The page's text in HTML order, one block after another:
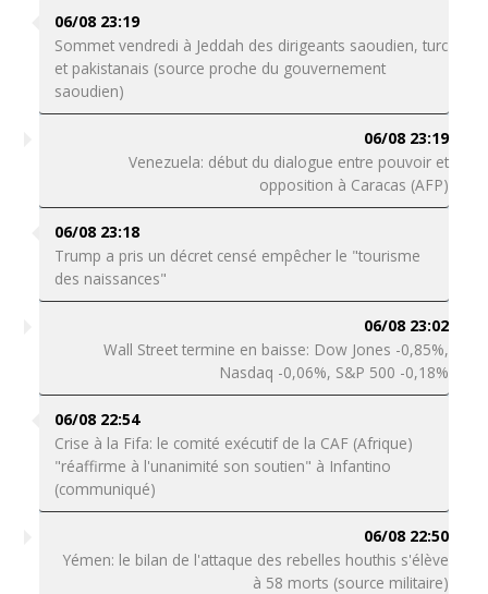
06/08 23:19
Sommet vendredi à Jeddah des dirigeants saoudien, turc
et pakistanais (source proche du gouvernement
saoudien)
06/08 23:19
Venezuela: début du dialogue entre pouvoir et
opposition à Caracas (AFP)
06/08 23:18
Trump a pris un décret censé empêcher le "tourisme
des naissances"
06/08 23:02
Wall Street termine en baisse: Dow Jones -0,85%,
Nasdaq -0,06%, S&P 500 -0,18%
06/08 22:54
Crise à la Fifa: le comité exécutif de la CAF (Afrique)
"réaffirme à l'unanimité son soutien" à Infantino
(communiqué)
06/08 22:50
Yémen: le bilan de l'attaque des rebelles houthis s'élève
à 58 morts (source militaire)